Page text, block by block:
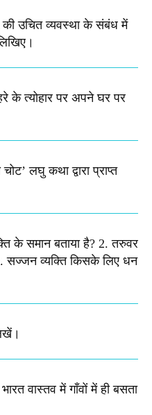
की उचित व्यवस्था के संबंध में
के त्योहार पर अपने घर पर
लघु कथा द्वारा प्राप्त
के समान बताया है? 2. तरुवर
सज्जन व्यक्ति किसके लिए धन
वास्तव में गाँवों में ही बसता